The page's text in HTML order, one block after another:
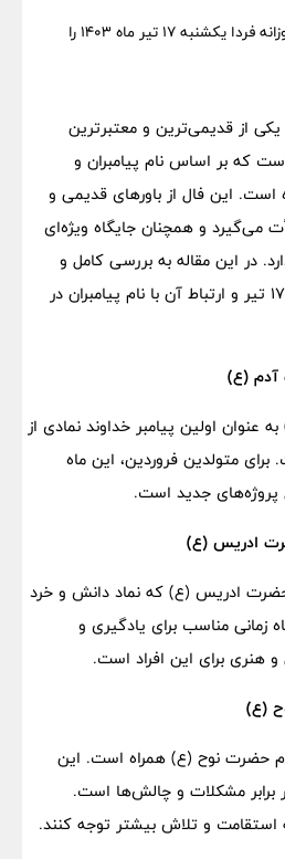
یکی از قدیمی‌ترین و معتبرترین
که بر اساس نام پیامبران و
این فال از باورهای قدیمی و
می‌گیرد و همچنان جایگاه ویژه‌ای
در این مقاله به بررسی کامل و
برای یکشنبه ۱۷ تیر و ارتباط آن با نام پیامبران در
آدم (ع)
عنوان اولین پیامبر خداوند نمادی از
متولدین فروردین، این ماه
پروژه‌های جدید است.
ادریس (ع)
حضرت ادریس (ع) که نماد دانش و خرد
زمانی مناسب برای یادگیری و
هنری برای این افراد است.
(ع)
نام حضرت نوح (ع) همراه است. این
برابر مشکلات و چالش‌ها است.
استقامت و تلاش بیشتر توجه کنند.